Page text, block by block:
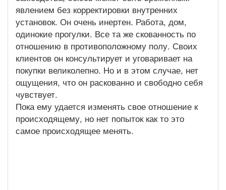
явлением без корректировки внутренних
установок. Он очень инертен. Работа, дом,
одинокие прогулки. Все та же скованность по
отношению в противоположному полу. Своих
клиентов он консультирует и уговаривает на
покупки великолепно. Но и в этом случае, нет
ощущения, что он раскованно и свободно себя
чувствует.
Пока ему удается изменять свое отношение к
происходящему, но нет попыток как то это
самое происходящее менять.